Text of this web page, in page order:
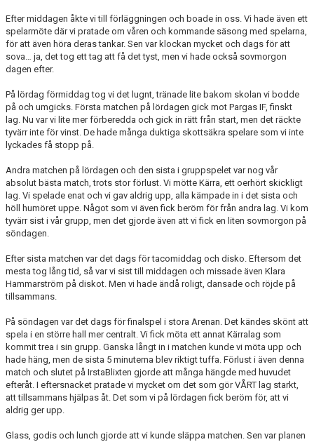
Efter middagen åkte vi till förläggningen och boade in oss. Vi hade även ett
spelarmöte där vi pratade om våren och kommande säsong med spelarna,
för att även höra deras tankar. Sen var klockan mycket och dags för att
sova… ja, det tog ett tag att få det tyst, men vi hade också sovmorgon
dagen efter.
På lördag förmiddag tog vi det lugnt, tränade lite bakom skolan vi bodde
på och umgicks. Första matchen på lördagen gick mot Pargas IF, finskt
lag. Nu var vi lite mer förberedda och gick in rätt från start, men det räckte
tyvärr inte för vinst. De hade många duktiga skottsäkra spelare som vi inte
lyckades få stopp på.
Andra matchen på lördagen och den sista i gruppspelet var nog vår
absolut bästa match, trots stor förlust. Vi mötte Kärra, ett oerhört skickligt
lag. Vi spelade enat och vi gav aldrig upp, alla kämpade in i det sista och
höll humöret uppe. Något som vi även fick beröm för från andra lag. Vi kom
tyvärr sist i vår grupp, men det gjorde även att vi fick en liten sovmorgon på
söndagen.
Efter sista matchen var det dags för tacomiddag och disko. Eftersom det
mesta tog lång tid, så var vi sist till middagen och missade även Klara
Hammarström på diskot. Men vi hade ändå roligt, dansade och röjde på
tillsammans.
På söndagen var det dags för finalspel i stora Arenan. Det kändes skönt att
spela i en större hall mer centralt. Vi fick möta ett annat Kärralag som
kommit trea i sin grupp. Ganska långt in i matchen kunde vi möta upp och
hade häng, men de sista 5 minuterna blev riktigt tuffa. Förlust i även denna
match och slutet på IrstaBlixten gjorde att många hängde med huvudet
efteråt. I eftersnacket pratade vi mycket om det som gör VÅRT lag starkt,
att tillsammans hjälpas åt. Det som vi på lördagen fick beröm för, att vi
aldrig ger upp.
Glass, godis och lunch gjorde att vi kunde släppa matchen. Sen var planen